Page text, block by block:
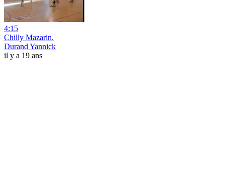
4:15
Chilly Mazarin.
Durand Yannick
il y a 19 ans